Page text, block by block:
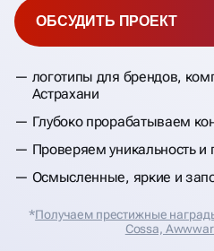
логотипы для брендов,
Астрахани
Глубоко прорабатываем
Проверяем уникальность
Осмысленные, яркие и
ОБСУДИТЬ ПРОЕКТ
*Получаем престижные
Cossa,